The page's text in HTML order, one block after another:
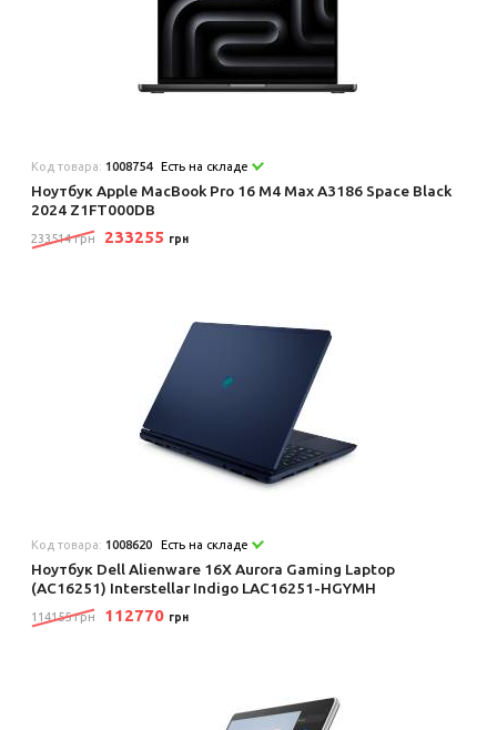
Код товара: 1008754 Есть на складе
Ноутбук Apple MacBook Pro 16 M4 Max A3186 Space Black
2024 Z1FT000DB
233514 грн 233255 грн
Код товара: 1008620 Есть на складе
Ноутбук Dell Alienware 16X Aurora Gaming Laptop
(AC16251) Interstellar Indigo LAC16251-HGYMH
114155 грн 112770 грн